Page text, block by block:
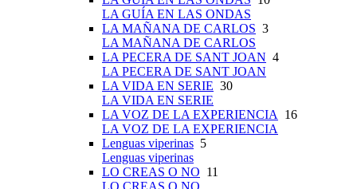
LA GUÍA EN LAS ONDAS
LA MAÑANA DE CARLOS 3
LA MAÑANA DE CARLOS
LA PECERA DE SANT JOAN 4
LA PECERA DE SANT JOAN
LA VIDA EN SERIE 30
LA VIDA EN SERIE
LA VOZ DE LA EXPERIENCIA
16
LA VOZ DE LA EXPERIENCIA
Lenguas viperinas 5
Lenguas viperinas
LO CREAS O NO 11